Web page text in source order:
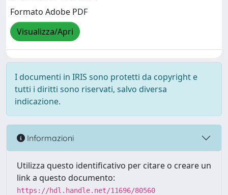
Formato Adobe PDF
Visualizza/Apri
I documenti in IRIS sono protetti da copyright e
tutti i diritti sono riservati, salvo diversa
indicazione.
Informazioni
Utilizza questo identificativo per citare o creare un
link a questo documento:
https://hdl.handle.net/11696/80560